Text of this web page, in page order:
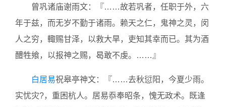
曾巩诸庙谢雨文：『……故若巩者，任职于外，六
年于兹，而无岁不勤于诸雨。赖天之仁，鬼神之灵，闵
人之穷，輙赐甘泽，以救大旱，吏知其幸而已。其为酒
醴牲飨，以报神之赐，曷敢不虔。……』
白居易祝皋亭神文：『……去秋愆阳，今夏少雨。
实忧灾?，重困杭人。居易忝奉昭条，愧无政术。既逢